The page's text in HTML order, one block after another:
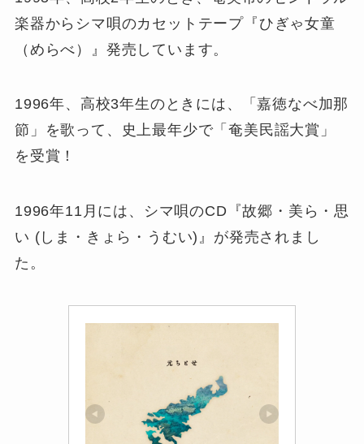
楽器からシマ唄のカセットテープ『ひぎゃ女童
（めらべ）』発売しています。
1996年、高校3年生のときには、「嘉徳なべ加那
節」を歌って、史上最年少で「奄美民謡大賞」
を受賞！
1996年11月には、シマ唄のCD『故郷・美ら・思
い (しま・きょら・うむい)』が発売されまし
た。